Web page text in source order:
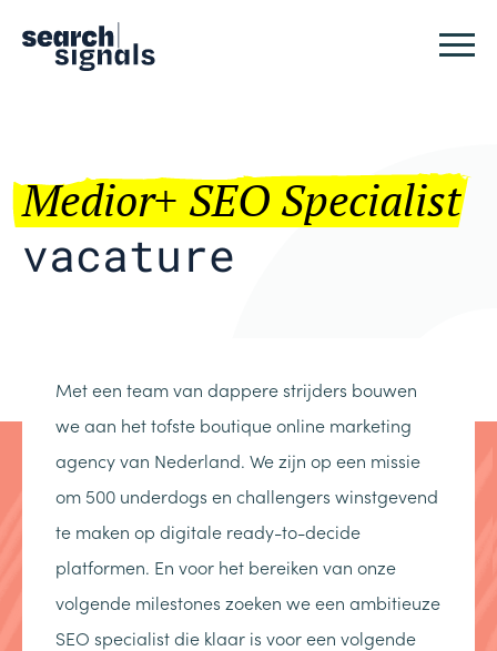
Medior+ SEO Specialist
vacature
Met een team van dappere strijders bouwen
we aan het tofste boutique online marketing
agency van Nederland. We zijn op een missie
om 500 underdogs en challengers winstgevend
te maken op digitale ready-to-decide
platformen. En voor het bereiken van onze
volgende milestones zoeken we een ambitieuze
SEO specialist die klaar is voor een volgende